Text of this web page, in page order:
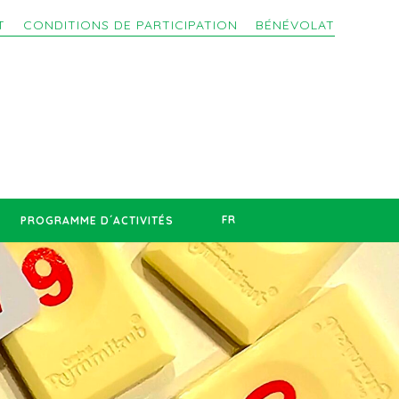
CONDITIONS DE PARTICIPATION BÉNÉVOLAT
PROGRAMME D´ACTIVITÉS FR